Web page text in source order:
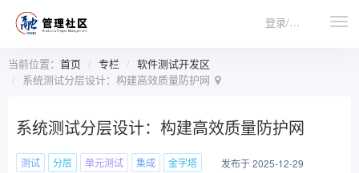
登录/注册
当前位置： 首页 专栏
软件测试开发区
系统测试分层设计：构建高效质量防护网
系统测试分层设计：构建高效质量防护网
测试 分层 单元测试 集成 金字塔
发布于 2025-12-29